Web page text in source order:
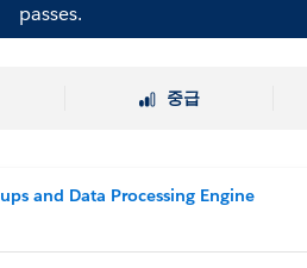
passes.
중급
and Data Processing Engine